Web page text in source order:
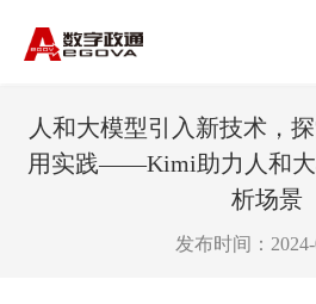
人和大模型引入新技术，
用实践——Kimi助力人和大
析场景
发布时间：2024-